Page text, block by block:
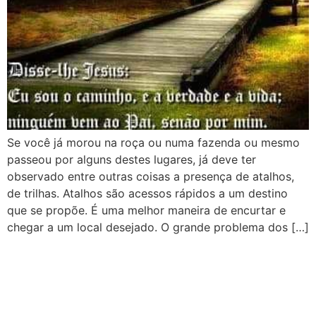
Se você já morou na roça ou numa fazenda ou mesmo
passeou por alguns destes lugares, já deve ter
observado entre outras coisas a presença de atalhos,
de trilhas. Atalhos são acessos rápidos a um destino
que se propõe. É uma melhor maneira de encurtar e
chegar a um local desejado. O grande problema dos […]